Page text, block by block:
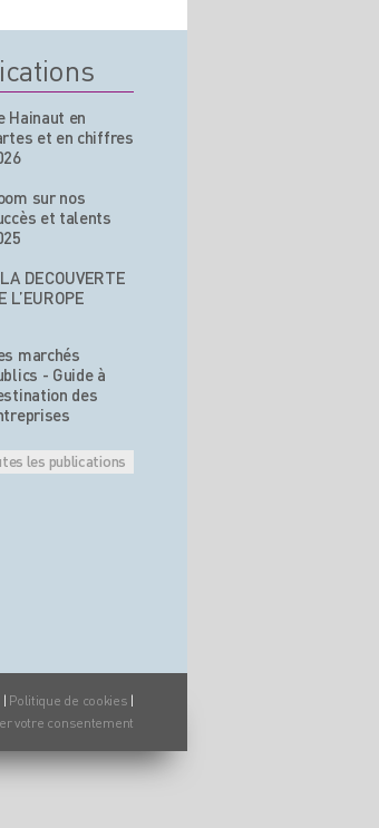
Hainaut en
et en chiffres
sur nos
et talents
DECOUVERTE
L’EUROPE
marchés
- Guide à
des
les publications
| Politique de cookies |
votre consentement